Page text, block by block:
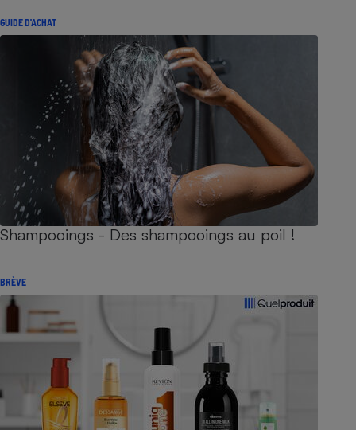
GUIDE D'ACHAT
Shampooings - Des shampooings au poil !
BRÈVE